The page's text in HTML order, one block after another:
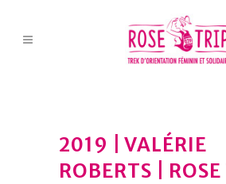
2019 | VALÉRIE
ROBERTS |